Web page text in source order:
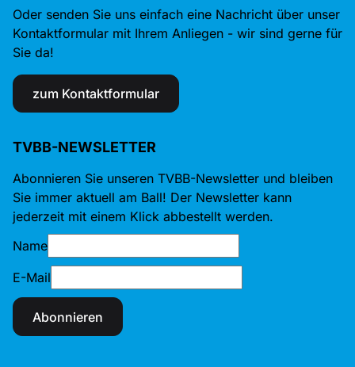
Oder senden Sie uns einfach eine Nachricht über unser
Kontaktformular mit Ihrem Anliegen - wir sind gerne für
Sie da!
zum Kontaktformular
TVBB-NEWSLETTER
Abonnieren Sie unseren TVBB-Newsletter und bleiben
Sie immer aktuell am Ball! Der Newsletter kann
jederzeit mit einem Klick abbestellt werden.
Name
E-Mail
Abonnieren